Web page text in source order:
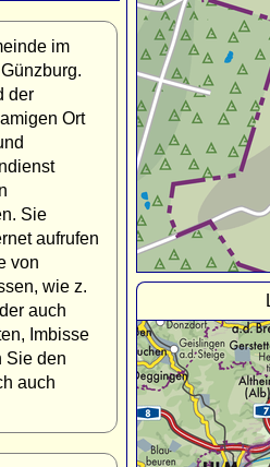
im
der
Ort
Sie
aufrufen
von
wie z.
auch
Imbisse
Sie den
auch